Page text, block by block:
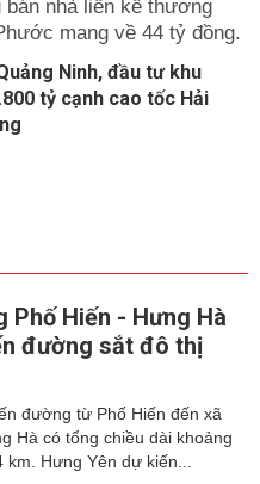
bán nhà liền kề thương
mang về 44 tỷ đồng.
Ninh, đầu tư khu
tỷ cạnh cao tốc Hải
Phố Hiến - Hưng Hà
đường sắt đô thị
đường từ Phố Hiến đến xã
Hà có tổng chiều dài khoảng
km. Hưng Yên dự kiến...